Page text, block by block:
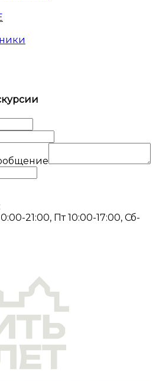
21:00, Пт 10:00-17:00, Сб-